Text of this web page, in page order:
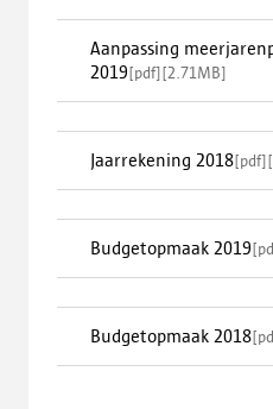
Aanpassing
2019[pdf][2.71MB]
Jaarrekening 2018[pdf][
Budgetopmaak 2019[
Budgetopmaak 2018[